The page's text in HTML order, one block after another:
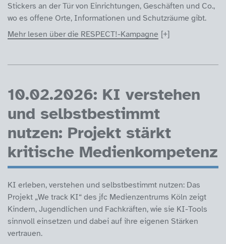
Stickers an der Tür von Einrichtungen, Geschäften und Co.,
wo es offene Orte, Informationen und Schutzräume gibt.
Mehr lesen über die RESPECT!-Kampagne
10.02.2026: KI verstehen
und selbstbestimmt
nutzen: Projekt stärkt
kritische Medienkompetenz
KI erleben, verstehen und selbstbestimmt nutzen: Das
Projekt „We track KI“ des jfc Medienzentrums Köln zeigt
Kindern, Jugendlichen und Fachkräften, wie sie KI-Tools
sinnvoll einsetzen und dabei auf ihre eigenen Stärken
vertrauen.